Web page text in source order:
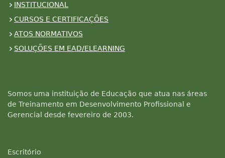
INSTITUCIONAL
CURSOS E CERTIFICAÇÕES
ATOS NORMATIVOS
SOLUÇÕES EM EAD/ELEARNING
Somos uma instituição de Educação que atua nas áreas
de Treinamento em Desenvolvimento Profissional e
Gerencial desde fevereiro de 2003.
Escritório